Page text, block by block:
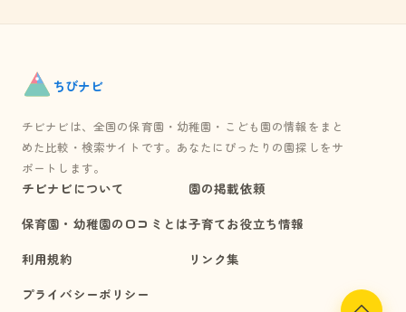
ちびナビ
チビナビは、全国の保育園・幼稚園・こども園の情報をまと
めた比較・検索サイトです。あなたにぴったりの園探しをサ
ポートします。
チビナビについて
保育園・幼稚園の口コミとは
利用規約
プライバシーポリシー
園の掲載依頼
子育てお役立ち情報
リンク集